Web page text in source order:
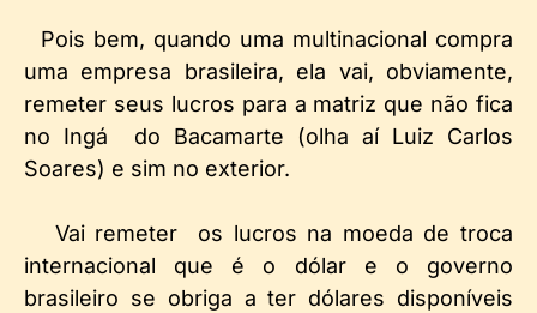
Pois bem, quando uma multinacional compra
uma empresa brasileira, ela vai, obviamente,
remeter seus lucros para a matriz que não fica
no Ingá do Bacamarte (olha aí Luiz Carlos
Soares) e sim no exterior.
Vai remeter os lucros na moeda de troca
internacional que é o dólar e o governo
brasileiro se obriga a ter dólares disponíveis